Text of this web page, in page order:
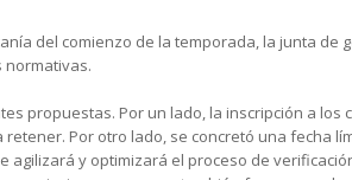
del comienzo de la temporada, la junta
normativas.
propuestas. Por un lado, la inscripción a
Por otro lado, se concretó una fecha
agilizará y optimizará el proceso de